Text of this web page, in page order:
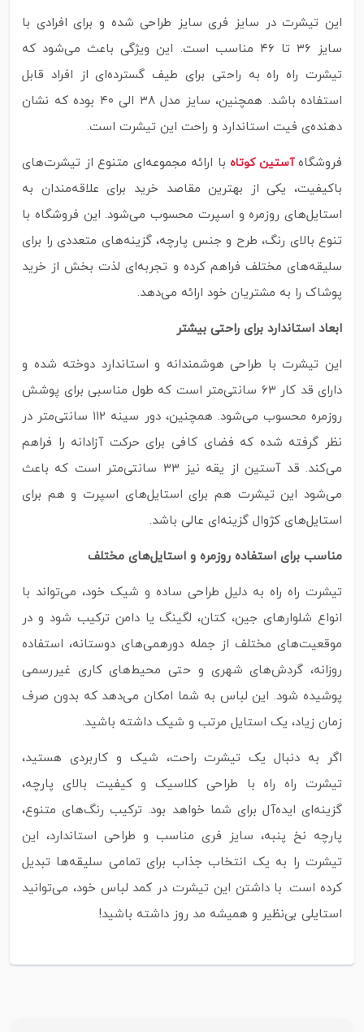
این تیشرت در سایز فری سایز طراحی شده و برای افرادی با
سایز ۳۶ تا ۴۶ مناسب است. این ویژگی باعث می‌شود که
تیشرت راه راه به‌ راحتی برای طیف گسترده‌ای از افراد قابل
استفاده باشد. همچنین، سایز مدل ۳۸ الی ۴۰ بوده که نشان‌
دهنده‌ی فیت استاندارد و راحت این تیشرت است.
فروشگاهآستین کوتاه با ارائه مجموعه‌ای متنوع از تیشرت‌های
باکیفیت، یکی از بهترین مقاصد خرید برای علاقه‌مندان به
استایل‌های روزمره و اسپرت محسوب می‌شود. این فروشگاه با
تنوع بالای رنگ، طرح و جنس پارچه، گزینه‌های متعددی را برای
سلیقه‌های مختلف فراهم کرده و تجربه‌ای لذت‌ بخش از خرید
پوشاک را به مشتریان خود ارائه می‌دهد.
ابعاد استاندارد برای راحتی بیشتر
این تیشرت با طراحی هوشمندانه و استاندارد دوخته شده و
دارای قد کار ۶۳ سانتی‌متر است که طول مناسبی برای پوشش
روزمره محسوب می‌شود. همچنین، دور سینه ۱۱۲ سانتی‌متر در
نظر گرفته شده که فضای کافی برای حرکت آزادانه را فراهم
می‌کند. قد آستین از یقه نیز ۳۳ سانتی‌متر است که باعث
می‌شود این تیشرت هم برای استایل‌های اسپرت و هم برای
استایل‌های کژوال گزینه‌ای عالی باشد.
مناسب برای استفاده روزمره و استایل‌های مختلف
تیشرت راه راه به دلیل طراحی ساده و شیک خود، می‌تواند با
انواع شلوارهای جین، کتان، لگینگ یا دامن ترکیب شود و در
موقعیت‌های مختلف از جمله دورهمی‌های دوستانه، استفاده
روزانه، گردش‌های شهری و حتی محیط‌های کاری غیررسمی
پوشیده شود. این لباس به شما امکان می‌دهد که بدون صرف
زمان زیاد، یک استایل مرتب و شیک داشته باشید.
اگر به دنبال یک تیشرت راحت، شیک و کاربردی هستید،
تیشرت راه راه با طراحی کلاسیک و کیفیت بالای پارچه،
گزینه‌ای ایده‌آل برای شما خواهد بود. ترکیب رنگ‌های متنوع،
پارچه نخ پنبه، سایز فری مناسب و طراحی استاندارد، این
تیشرت را به یک انتخاب جذاب برای تمامی سلیقه‌ها تبدیل
کرده است. با داشتن این تیشرت در کمد لباس خود، می‌توانید
استایلی بی‌نظیر و همیشه مد روز داشته باشید!